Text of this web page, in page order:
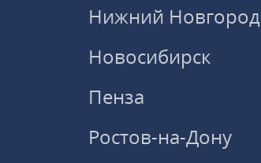
Нижний Новгород
Новосибирск
Пенза
Ростов-на-Дону